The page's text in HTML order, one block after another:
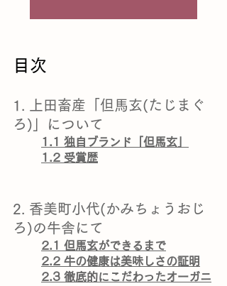
目次
1. 上田畜産「但馬玄(たじまぐ
ろ)」について
1.1 独自ブランド「但馬玄」
1.2 受賞歴
2. 香美町小代(かみちょうおじ
ろ)の牛舎にて
2.1 但馬玄ができるまで
2.2 牛の健康は美味しさの証明
2.3 徹底的にこだわったオーガニ